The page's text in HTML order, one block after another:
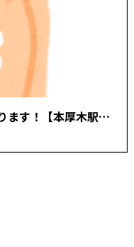
側弯症は背骨自体のねじれになります！【本厚木駅で痛みの原因を取り除く あかつき整骨院】